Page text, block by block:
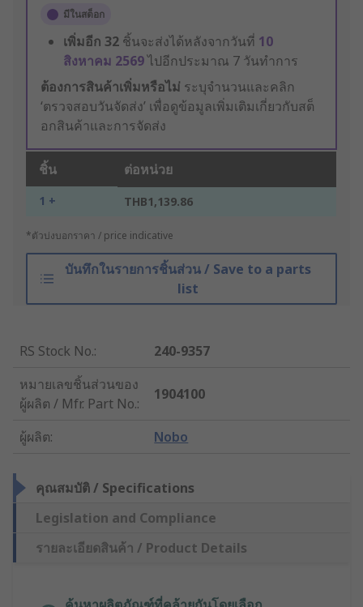
มีในสต็อก
เพิ่มอีก 32 ชิ้นจะส่งได้หลังจากวันที่ 10
สิงหาคม 2569ไปอีกประมาณ 7 วันทำการ
ต้องการสินค้าเพิ่มหรือไม่ ระบุจำนวนและคลิก
‘ตรวจสอบวันจัดส่ง’ เพื่อดูข้อมูลเพิ่มเติมเกี่ยวกับสต็
อกสินค้าและการจัดส่ง
ชิ้น ต่อหน่วย
1 + THB1,139.86
*ตัวบ่งบอกราคา / price indicative
บันทึกในรายการชิ้นส่วน / Save to a parts
list
RS Stock No.:
240-9357
หมายเลขชิ้นส่วนของ
ผู้ผลิต / Mfr. Part No.:
1904100
ผู้ผลิต: Nobo
คุณสมบัติ / Specifications
Legislation and Compliance
รายละเอียดสินค้า / Product Details